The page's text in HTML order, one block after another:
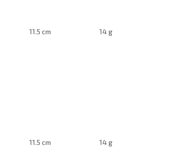
11.5 cm 14 g
11.5 cm 14 g